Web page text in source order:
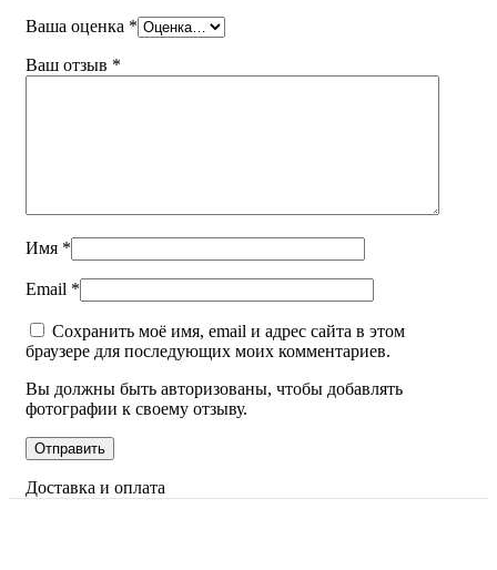
Ваша оценка *
Ваш отзыв *
Имя *
Email *
Сохранить моё имя, email и адрес сайта в этом
браузере для последующих моих комментариев.
Вы должны быть авторизованы, чтобы добавлять
фотографии к своему отзыву.
Доставка и оплата